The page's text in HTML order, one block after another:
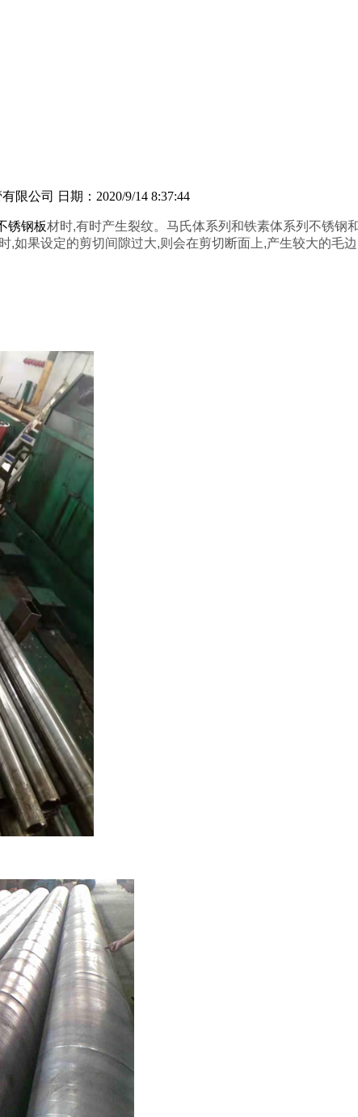
限公司 日期：2020/9/14 8:37:44
锈钢板材时,有时产生裂纹。马氏体系列和铁素体系列不锈钢
如果设定的剪切间隙过大,则会在剪切断面上,产生较大的毛边